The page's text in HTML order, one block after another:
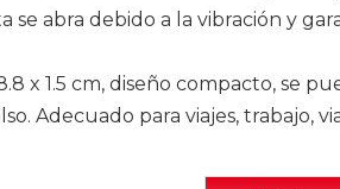
abra debido a la vibración y
x 1.5 cm, diseño compacto, se
Adecuado para viajes, trabajo,